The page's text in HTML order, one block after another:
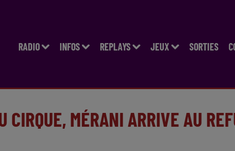
RADIO INFOS REPLAYS JEUX SORTIES
CIRQUE, MÉRANI ARRIVE AU